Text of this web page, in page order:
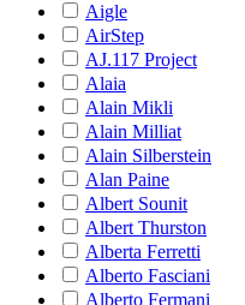
Aigle
AirStep
AJ.117 Project
Alaia
Alain Mikli
Alain Milliat
Alain Silberstein
Alan Paine
Albert Sounit
Albert Thurston
Alberta Ferretti
Alberto Fasciani
Alberto Fermani